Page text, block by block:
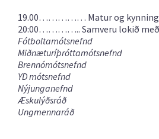
19.00…………… Matur og
20:00………….. Samveru lokið
Fótboltamótsnefnd
Miðnæturíþróttamótsnefnd
Brennómótsnefnd
YD mótsnefnd
Nýjunganefnd
Æskulýðsráð
Ungmennaráð